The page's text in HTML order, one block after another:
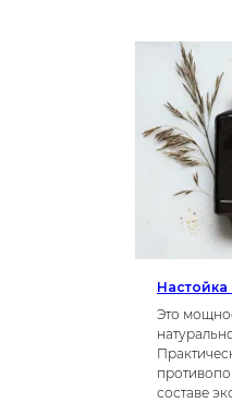
Настойка
Это
составе